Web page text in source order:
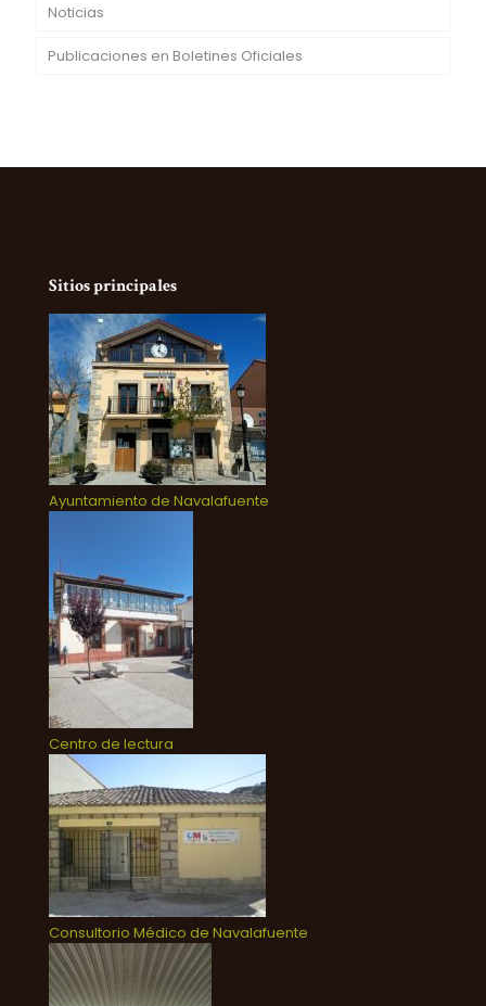
Noticias
Publicaciones en Boletines Oficiales
Sitios principales
Ayuntamiento de Navalafuente
Centro de lectura
Consultorio Médico de Navalafuente